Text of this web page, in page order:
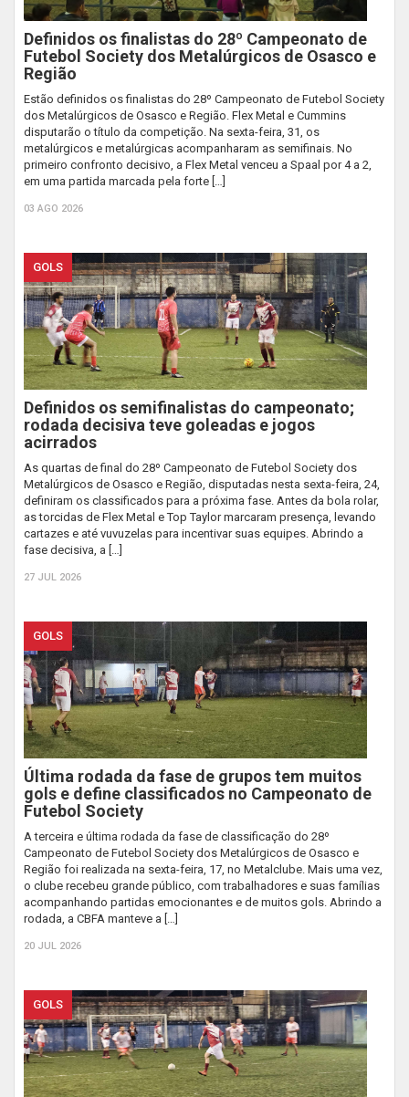
Definidos os finalistas do 28º Campeonato de
Futebol Society dos Metalúrgicos de Osasco e
Região
Estão definidos os finalistas do 28º Campeonato de Futebol Society
dos Metalúrgicos de Osasco e Região. Flex Metal e Cummins
disputarão o título da competição. Na sexta-feira, 31, os
metalúrgicos e metalúrgicas acompanharam as semifinais. No
primeiro confronto decisivo, a Flex Metal venceu a Spaal por 4 a 2,
em uma partida marcada pela forte […]
03 AGO 2026
GOLS
Definidos os semifinalistas do campeonato;
rodada decisiva teve goleadas e jogos
acirrados
As quartas de final do 28º Campeonato de Futebol Society dos
Metalúrgicos de Osasco e Região, disputadas nesta sexta-feira, 24,
definiram os classificados para a próxima fase. Antes da bola rolar,
as torcidas de Flex Metal e Top Taylor marcaram presença, levando
cartazes e até vuvuzelas para incentivar suas equipes. Abrindo a
fase decisiva, a […]
27 JUL 2026
GOLS
Última rodada da fase de grupos tem muitos
gols e define classificados no Campeonato de
Futebol Society
A terceira e última rodada da fase de classificação do 28º
Campeonato de Futebol Society dos Metalúrgicos de Osasco e
Região foi realizada na sexta-feira, 17, no Metalclube. Mais uma vez,
o clube recebeu grande público, com trabalhadores e suas famílias
acompanhando partidas emocionantes e de muitos gols. Abrindo a
rodada, a CBFA manteve a […]
20 JUL 2026
GOLS